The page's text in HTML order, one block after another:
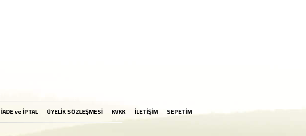
İADE ve İPTAL ÜYELİK SÖZLEŞMESİ KVKK İLETİŞİM SEPETİM